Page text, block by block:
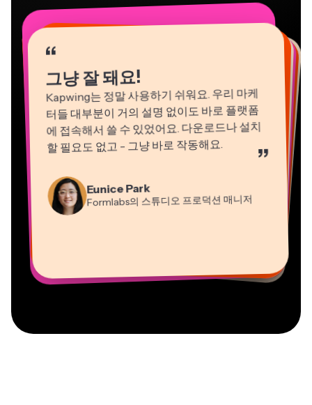
“
그냥 잘 돼요!
Kapwing는 정말 사용하기 쉬워요. 우리 마케
터들 대부분이 거의 설명 없이도 바로 플랫폼
에 접속해서 쓸 수 있었어요. 다운로드나 설치
할 필요도 없고 - 그냥 바로 작동해요. ”
Eunice Park
Formlabs의 스튜디오 프로덕션 매니저
“
“
Panos Papagapiou
“
Gracie Peng
“
영상 편집기
“
컨설턴트
“
Dina Segovia